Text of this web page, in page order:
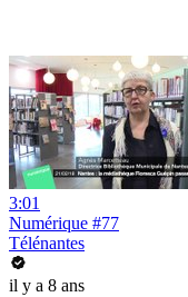
3:01
Numérique #77
Télénantes
il y a 8 ans